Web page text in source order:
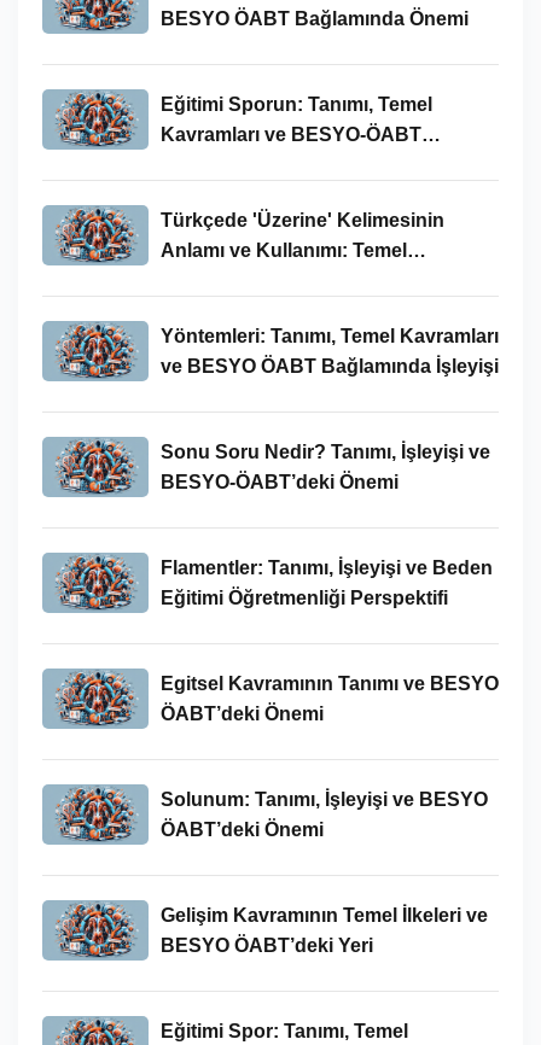
BESYO ÖABT Bağlamında Önemi
Eğitimi Sporun: Tanımı, Temel
Kavramları ve BESYO-ÖABT
Türkçede 'Üzerine' Kelimesinin
Anlamı ve Kullanımı: Temel
Yöntemleri: Tanımı, Temel Kavramları
ve BESYO ÖABT Bağlamında İşleyişi
Sonu Soru Nedir? Tanımı, İşleyişi ve
BESYO-ÖABT’deki Önemi
Flamentler: Tanımı, İşleyişi ve Beden
Eğitimi Öğretmenliği Perspektifi
Egitsel Kavramının Tanımı ve BESYO
ÖABT’deki Önemi
Solunum: Tanımı, İşleyişi ve BESYO
ÖABT’deki Önemi
Gelişim Kavramının Temel İlkeleri ve
BESYO ÖABT’deki Yeri
Eğitimi Spor: Tanımı, Temel